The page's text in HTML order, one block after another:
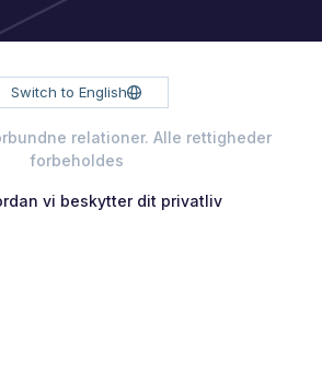
Switch to English
relationer. Alle rettigheder
forbeholdes
vi beskytter dit privatliv